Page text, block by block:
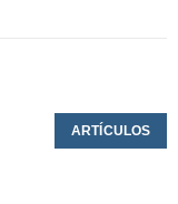
ARTÍCULOS